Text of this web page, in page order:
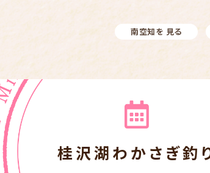
南空知を 見る
桂沢湖わかさぎ釣